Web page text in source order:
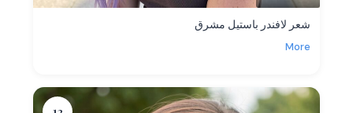
شعر لافندر باستيل مشرق
More